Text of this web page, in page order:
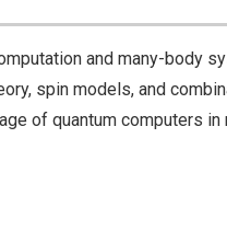
and many-body
spin models, and
of quantum computers in